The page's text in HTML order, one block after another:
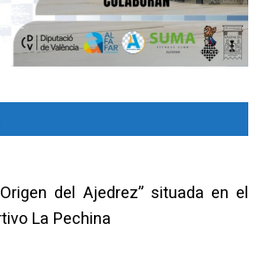
del Ajedrez” situada en el
La Pechina